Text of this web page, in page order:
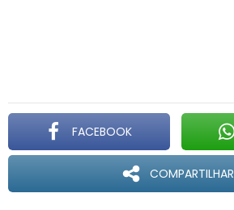
FACEBOOK
COMPARTILHAR